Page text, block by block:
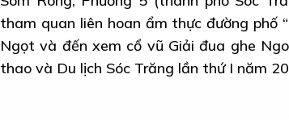
tham quan liên hoan ẩm thực đường phố
Ngọt và đến xem cổ vũ Giải đua ghe
thao và Du lịch Sóc Trăng lần thứ I năm